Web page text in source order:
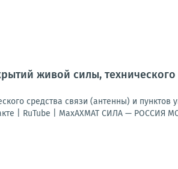
живой силы,
средства связи (антенны) и
| RuTube | МахАХМАТ СИЛА — РОССИЯ